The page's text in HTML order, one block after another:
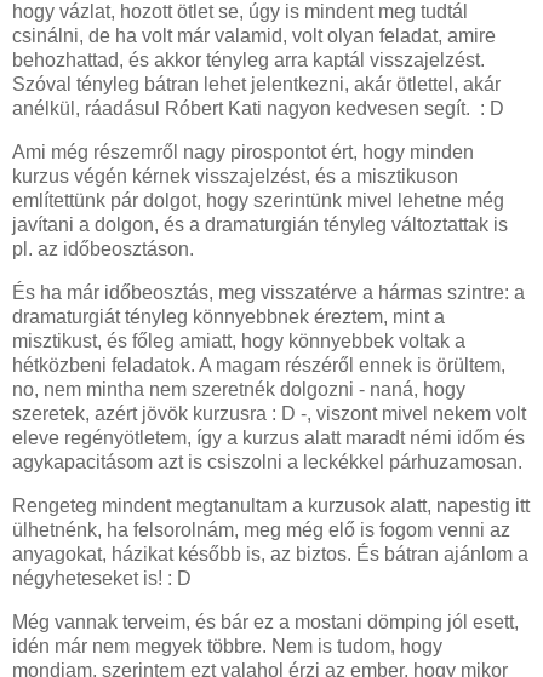
hogy vázlat, hozott ötlet se, úgy is mindent meg tudtál
csinálni, de ha volt már valamid, volt olyan feladat, amire
behozhattad, és akkor tényleg arra kaptál visszajelzést.
Szóval tényleg bátran lehet jelentkezni, akár ötlettel, akár
anélkül, ráadásul Róbert Kati nagyon kedvesen segít. : D
Ami még részemről nagy pirospontot ért, hogy minden
kurzus végén kérnek visszajelzést, és a misztikuson
említettünk pár dolgot, hogy szerintünk mivel lehetne még
javítani a dolgon, és a dramaturgián tényleg változtattak is
pl. az időbeosztáson.
És ha már időbeosztás, meg visszatérve a hármas szintre: a
dramaturgiát tényleg könnyebbnek éreztem, mint a
misztikust, és főleg amiatt, hogy könnyebbek voltak a
hétközbeni feladatok. A magam részéről ennek is örültem,
no, nem mintha nem szeretnék dolgozni - naná, hogy
szeretek, azért jövök kurzusra : D -, viszont mivel nekem volt
eleve regényötletem, így a kurzus alatt maradt némi időm és
agykapacitásom azt is csiszolni a leckékkel párhuzamosan.
Rengeteg mindent megtanultam a kurzusok alatt, napestig itt
ülhetnénk, ha felsorolnám, meg még elő is fogom venni az
anyagokat, házikat később is, az biztos. És bátran ajánlom a
négyheteseket is! : D
Még vannak terveim, és bár ez a mostani dömping jól esett,
idén már nem megyek többre. Nem is tudom, hogy
mondjam, szerintem ezt valahol érzi az ember, hogy mikor